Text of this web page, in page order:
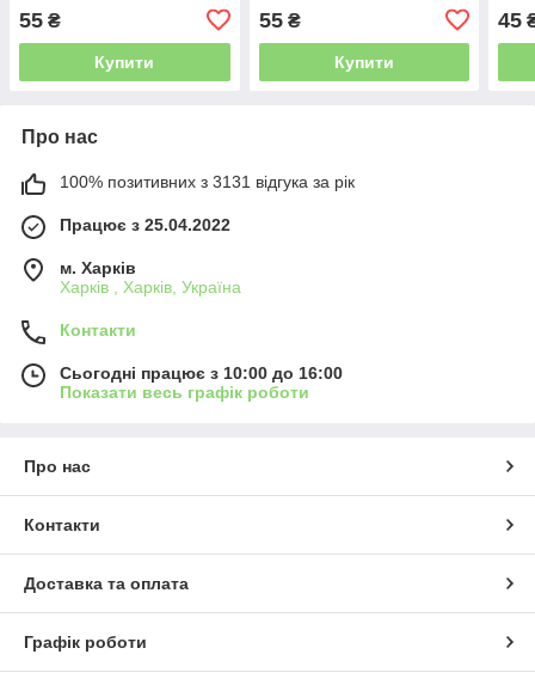
55 ₴
Купити
55₴
Купити
45
Про нас
100% позитивних з 3131 відгука за рік
Працює з 25.04.2022
м. Харків
Харків , Харків, Україна
Контакти
Сьогодні працює з 10:00 до 16:00
Показати весь графік роботи
Про нас
Контакти
Доставка та оплата
Графік роботи